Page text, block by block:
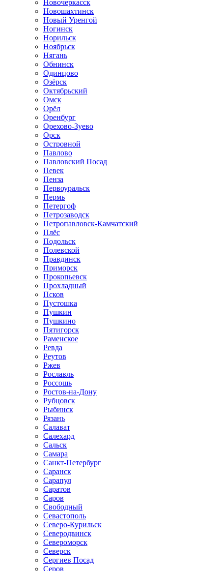
Новочеркасск
Новошахтинск
Новый Уренгой
Ногинск
Норильск
Ноябрьск
Нягань
Обнинск
Одинцово
Озёрск
Октябрьский
Омск
Орёл
Оренбург
Орехово-Зуево
Орск
Островной
Павлово
Павловский Посад
Певек
Пенза
Первоуральск
Пермь
Петергоф
Петрозаводск
Петропавловск-Камчатский
Плёс
Подольск
Полевской
Правдинск
Приморск
Прокопьевск
Прохладный
Псков
Пустошка
Пушкин
Пушкино
Пятигорск
Раменское
Ревда
Реутов
Ржев
Рославль
Россошь
Ростов-на-Дону
Рубцовск
Рыбинск
Рязань
Салават
Салехард
Сальск
Самара
Санкт-Петербург
Саранск
Сарапул
Саратов
Саров
Свободный
Севастополь
Северо-Курильск
Северодвинск
Североморск
Северск
Сергиев Посад
Серов